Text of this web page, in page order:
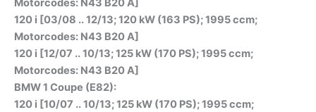
Motorcodes: N43 B20 A]
120 i [03/08 .. 12/13; 120 kW (163 PS); 1995 ccm;
Motorcodes: N43 B20 A]
120 i [12/07 .. 10/13; 125 kW (170 PS); 1995 ccm;
Motorcodes: N43 B20 A]
BMW 1 Coupe (E82):
120 i [10/07 .. 10/13; 125 kW (170 PS); 1995 ccm;